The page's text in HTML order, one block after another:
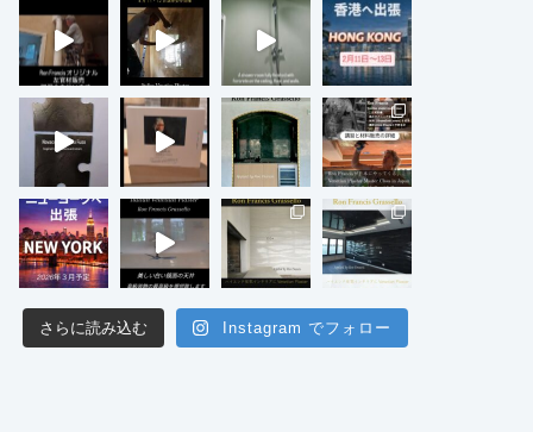
さらに読み込む Instagram でフォロー